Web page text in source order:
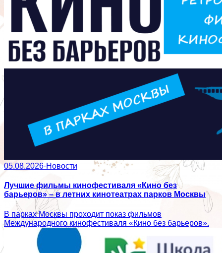
05.08.2026·Новости
Лучшие фильмы кинофестиваля «Кино без
барьеров» – в летних кинотеатрах парков Москвы
В парках Москвы проходит показ фильмов
Международного кинофестиваля «Кино без барьеров».